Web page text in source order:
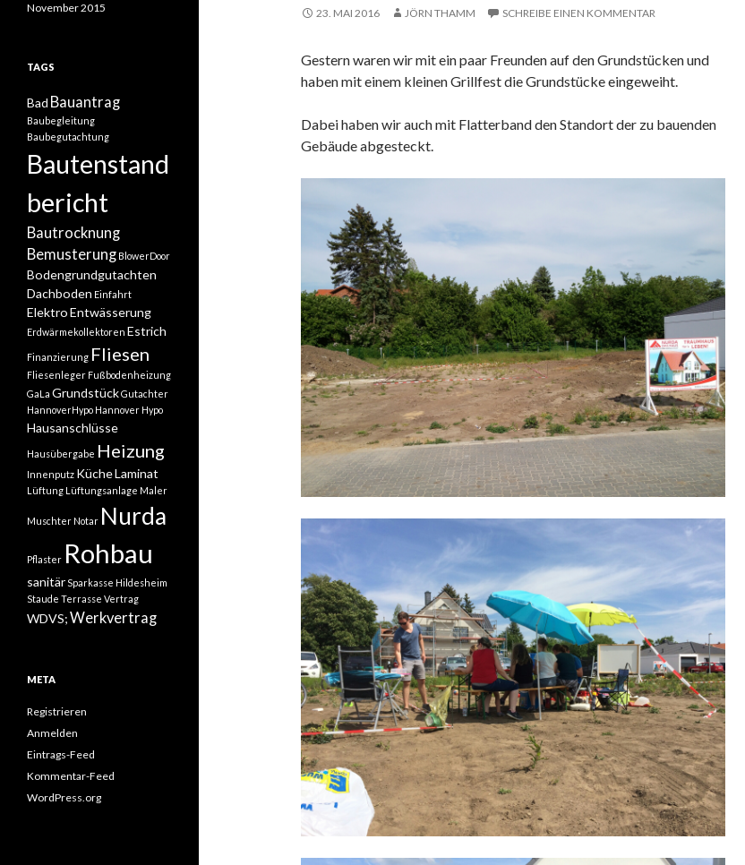
23. MAI 2016 JÖRN THAMM SCHREIBE EINEN KOMMENTAR
Gestern waren wir mit ein paar Freunden auf den Grundstücken und
haben mit einem kleinen Grillfest die Grundstücke eingeweiht.
Dabei haben wir auch mit Flatterband den Standort der zu bauenden
Gebäude abgesteckt.
November 2015
TAGS
Bad Bauantrag
Baubegleitung
Baubegutachtung
Bautenstand
bericht
Bautrocknung
Bemusterung BlowerDoor
Bodengrundgutachten
Dachboden Einfahrt
ElektroEntwässerung
Erdwärmekollektoren Estrich
Finanzierung Fliesen
Fliesenleger Fußbodenheizung
GaLa GrundstückGutachter
HannoverHypo Hannover Hypo
Hausanschlüsse
Hausübergabe Heizung
Innenputz KücheLaminat
Lüftung Lüftungsanlage Maler
Muschter Notar Nurda
Pflaster Rohbau
sanitär Sparkasse Hildesheim
Staude Terrasse Vertrag
WDVS;Werkvertrag
META
Registrieren
Anmelden
Eintrags-Feed
Kommentar-Feed
WordPress.org